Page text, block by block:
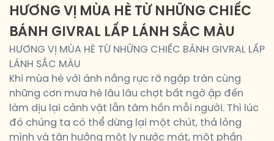
HƯƠNG VỊ MÙA HÈ TỪ NHỮNG CHIẾC
BÁNH GIVRAL LẤP LÁNH SẮC MÀU
HƯƠNG VỊ MÙA HÈ TỪ NHỮNG CHIẾC BÁNH GIVRAL LẤP
LÁNH SẮC MÀU
Khi mùa hè với ánh nắng rực rỡ ngập tràn cùng
những cơn mưa hè lâu lâu chợt bất ngờ ập đến
làm dịu lại cảnh vật lẫn tâm hồn mỗi người. Thì lúc
đó chúng ta có thể dừng lại một chút, thả lỏng
mình và tận hưởng một ly nước mát, một phần